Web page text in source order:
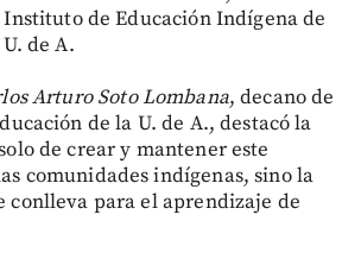
de Educación Indígena de
de A.
Arturo Soto Lombana, decano de
de la U. de A., destacó la
de crear y mantener este
comunidades indígenas, sino la
conlleva para el aprendizaje de